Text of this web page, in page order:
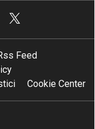
Feed
Cookie Center